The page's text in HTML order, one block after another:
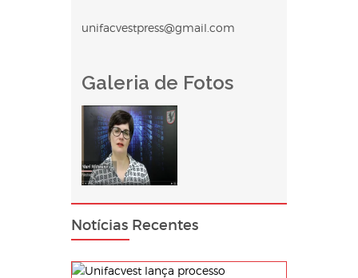
unifacvestpress@gmail.com
Galeria de Fotos
Notícias Recentes